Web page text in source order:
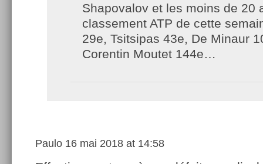
Shapovalov et les moins de 20
classement ATP de cette
29e, Tsitsipas 43e, De Minaur
Corentin Moutet 144e…
Paulo 16 mai 2018 at 14:58